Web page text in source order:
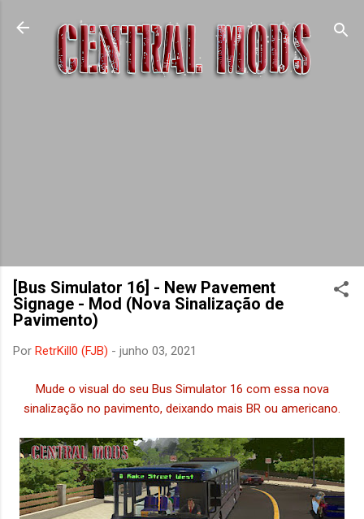
Pular para o conteúdo principal
[Bus Simulator 16] - New Pavement
Signage - Mod (Nova Sinalização de
Pavimento)
Por RetrKill0 (FJB) - junho 03, 2021
Mude o visual do seu Bus Simulator 16 com essa nova
sinalização no pavimento, deixando mais BR ou americano.